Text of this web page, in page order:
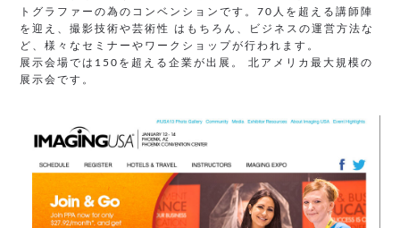
トグラファーの為のコンベンションです。70人を超える講師陣
を迎え、撮影技術や芸術性 はもちろん、ビジネスの運営方法な
ど、様々なセミナーやワークショップが行われます。
展示会場では150を超える企業が出展。 北アメリカ最大規模の
展示会です。